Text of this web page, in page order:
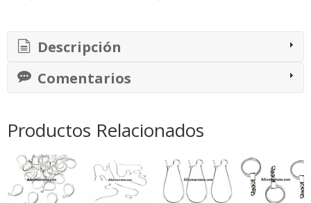
Descripción
Comentarios
Productos Relacionados